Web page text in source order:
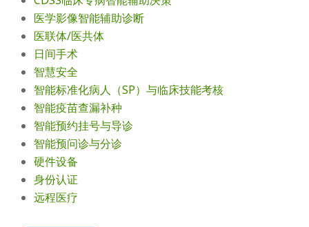
医学影像智能辅助诊断
医联体/医共体
日间手术
智慧安全
智能标准化病人（SP）与临床技能考核
智能疫苗查漏补种
智能预约挂号与导诊
智能预问诊与分诊
硬件设备
身份认证
远程医疗